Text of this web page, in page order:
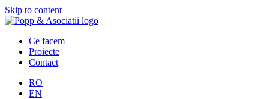
Skip to content
Ce facem
Proiecte
Contact
RO
EN